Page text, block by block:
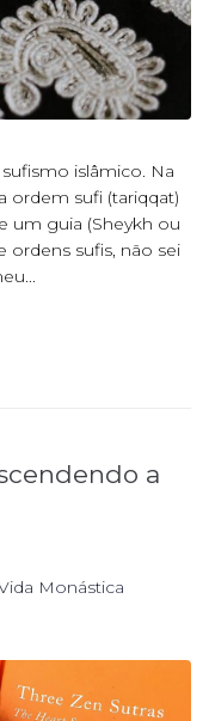
islâmico. Na
ordem sufi (tariqqat)
um guia (Sheykh ou
ordens sufis, não sei
a
Monástica